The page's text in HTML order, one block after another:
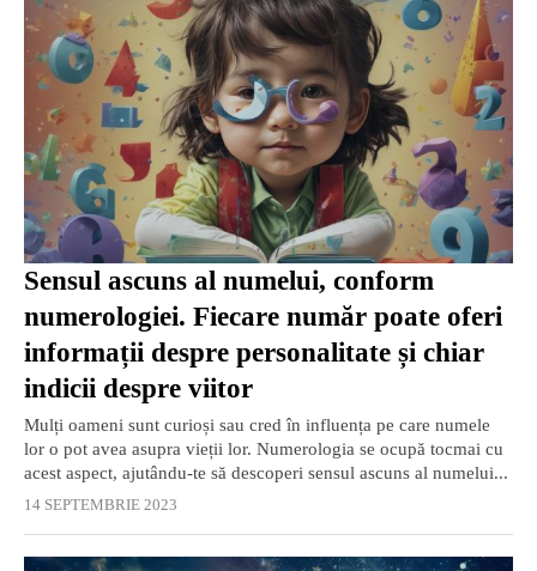
Sensul ascuns al numelui, conform
numerologiei. Fiecare număr poate oferi
informații despre personalitate și chiar
indicii despre viitor
Mulți oameni sunt curioși sau cred în influența pe care numele
lor o pot avea asupra vieții lor. Numerologia se ocupă tocmai cu
acest aspect, ajutându-te să descoperi sensul ascuns al numelui...
14 SEPTEMBRIE 2023